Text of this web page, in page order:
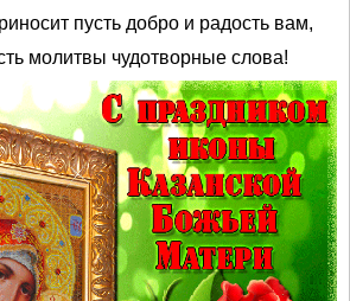
пусть добро и радость вам,
молитвы чудотворные слова!